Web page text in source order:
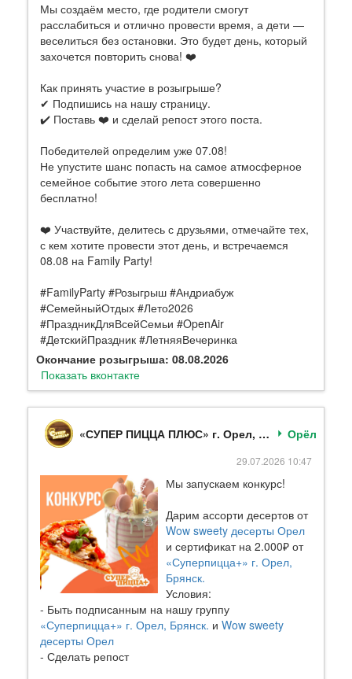
Мы создаём место, где родители смогут
расслабиться и отлично провести время, а дети —
веселиться без остановки. Это будет день, который
захочется повторить снова! ❤️
Как принять участие в розыгрыше?
✔ Подпишись на нашу страницу.
✔️ Поставь ❤️ и сделай репост этого поста.
Победителей определим уже 07.08!
Не упустите шанс попасть на самое атмосферное
семейное событие этого лета совершенно
бесплатно!
❤️ Участвуйте, делитесь с друзьями, отмечайте тех,
с кем хотите провести этот день, и встречаемся
08.08 на Family Party!
#FamilyParty #Розыгрыш #Андриабуж
#СемейныйОтдых #Лето2026
#ПраздникДляВсейСемьи #OpenAir
#ДетскийПраздник #ЛетняяВечеринка
Окончание розыгрыша: 08.08.2026
Показать вконтакте
«СУПЕР ПИЦЦА ПЛЮС» г. Орел, Брянск. Орёл
29.07.2026 10:47
Мы запускаем конкурс!
Дарим ассорти десертов от
Wow sweety десерты Орел
и сертификат на 2.000₽ от
«Суперпицца+» г. Орел,
Брянск.
Условия:
- Быть подписанным на нашу группу
«Суперпицца+» г. Орел, Брянск. и Wow sweety
десерты Орел
- Сделать репост